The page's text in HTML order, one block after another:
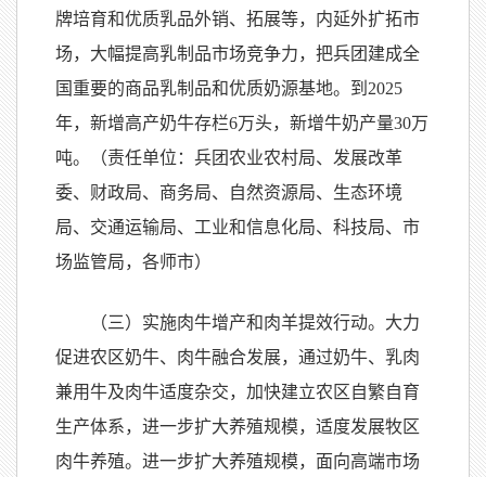
牌培育和优质乳品外销、拓展等，内延外扩拓市
场，大幅提高乳制品市场竞争力，把兵团建成全
国重要的商品乳制品和优质奶源基地。到2025
年，新增高产奶牛存栏6万头，新增牛奶产量30万
吨。（责任单位：兵团农业农村局、发展改革
委、财政局、商务局、自然资源局、生态环境
局、交通运输局、工业和信息化局、科技局、市
场监管局，各师市）
（三）实施肉牛增产和肉羊提效行动。大力
促进农区奶牛、肉牛融合发展，通过奶牛、乳肉
兼用牛及肉牛适度杂交，加快建立农区自繁自育
生产体系，进一步扩大养殖规模，适度发展牧区
肉牛养殖。进一步扩大养殖规模，面向高端市场